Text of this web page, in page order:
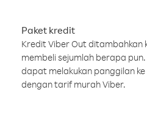
Paket kredit
Kredit Viber Out ditambahkan
membeli sejumlah berapa
dapat melakukan panggilan
dengan tarif murah Viber.